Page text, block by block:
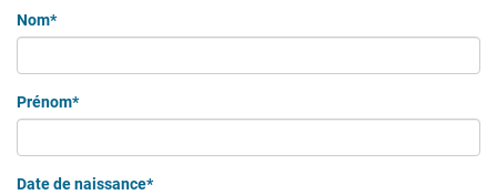
Nom*
Prénom*
Date de naissance*